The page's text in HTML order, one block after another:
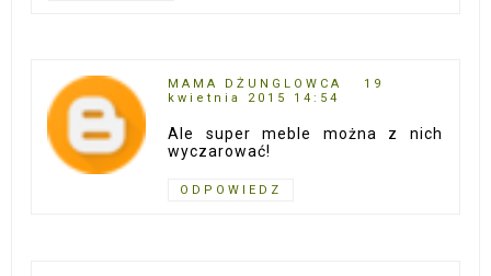
MAMA DŻUNGLOWCA
19
kwietnia 2015 14:54
Ale super meble można z nich
wyczarować!
ODPOWIEDZ